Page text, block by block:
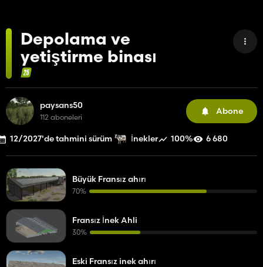
Depolama ve
yetiştirme binası
paysans50
112 aboneleri
Abone
12/2027'de tahmini sürüm İnekler 100% 6 680
Büyük Fransız ahırı
70%
Fransız İnek Ahli
30%
Eski Fransız inek ahırı